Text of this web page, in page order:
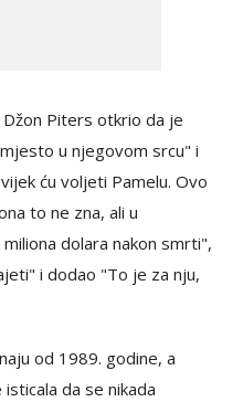
Piters otkrio da je
u njegovom srcu" i
ću voljeti Pamelu. Ovo
to ne zna, ali u
dolara nakon smrti",
i dodao "To je za nju,
od 1989. godine, a
da se nikada